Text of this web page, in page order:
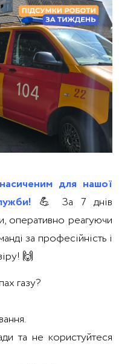
для нашої
💪 За 7 днів
оперативно реагуючи
за професійність і
🙌
газу?
та не користуйтеся